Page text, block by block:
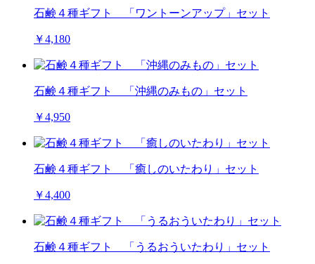
石鹸４種ギフト 「ワントーンアップ」セット
￥4,180
石鹸４種ギフト 「沖縄のみもの」セット
￥4,950
石鹸４種ギフト 「癒しのいたわり」セット
￥4,400
石鹸４種ギフト 「うるおういたわり」セット